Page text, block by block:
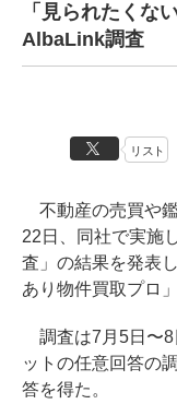
「見られたくな
AlbaLink調査
リスト
不動産の売買や
22日、同社で実施
査」の結果を発表
あり物件買取プロ
調査は7月5日〜8
ットの任意回答の
答を得た。